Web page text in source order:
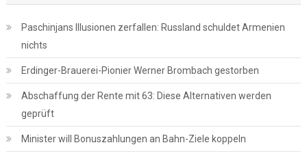
Paschinjans Illusionen zerfallen: Russland schuldet Armenien
nichts
Erdinger-Brauerei-Pionier Werner Brombach gestorben
Abschaffung der Rente mit 63: Diese Alternativen werden
geprüft
Minister will Bonuszahlungen an Bahn-Ziele koppeln